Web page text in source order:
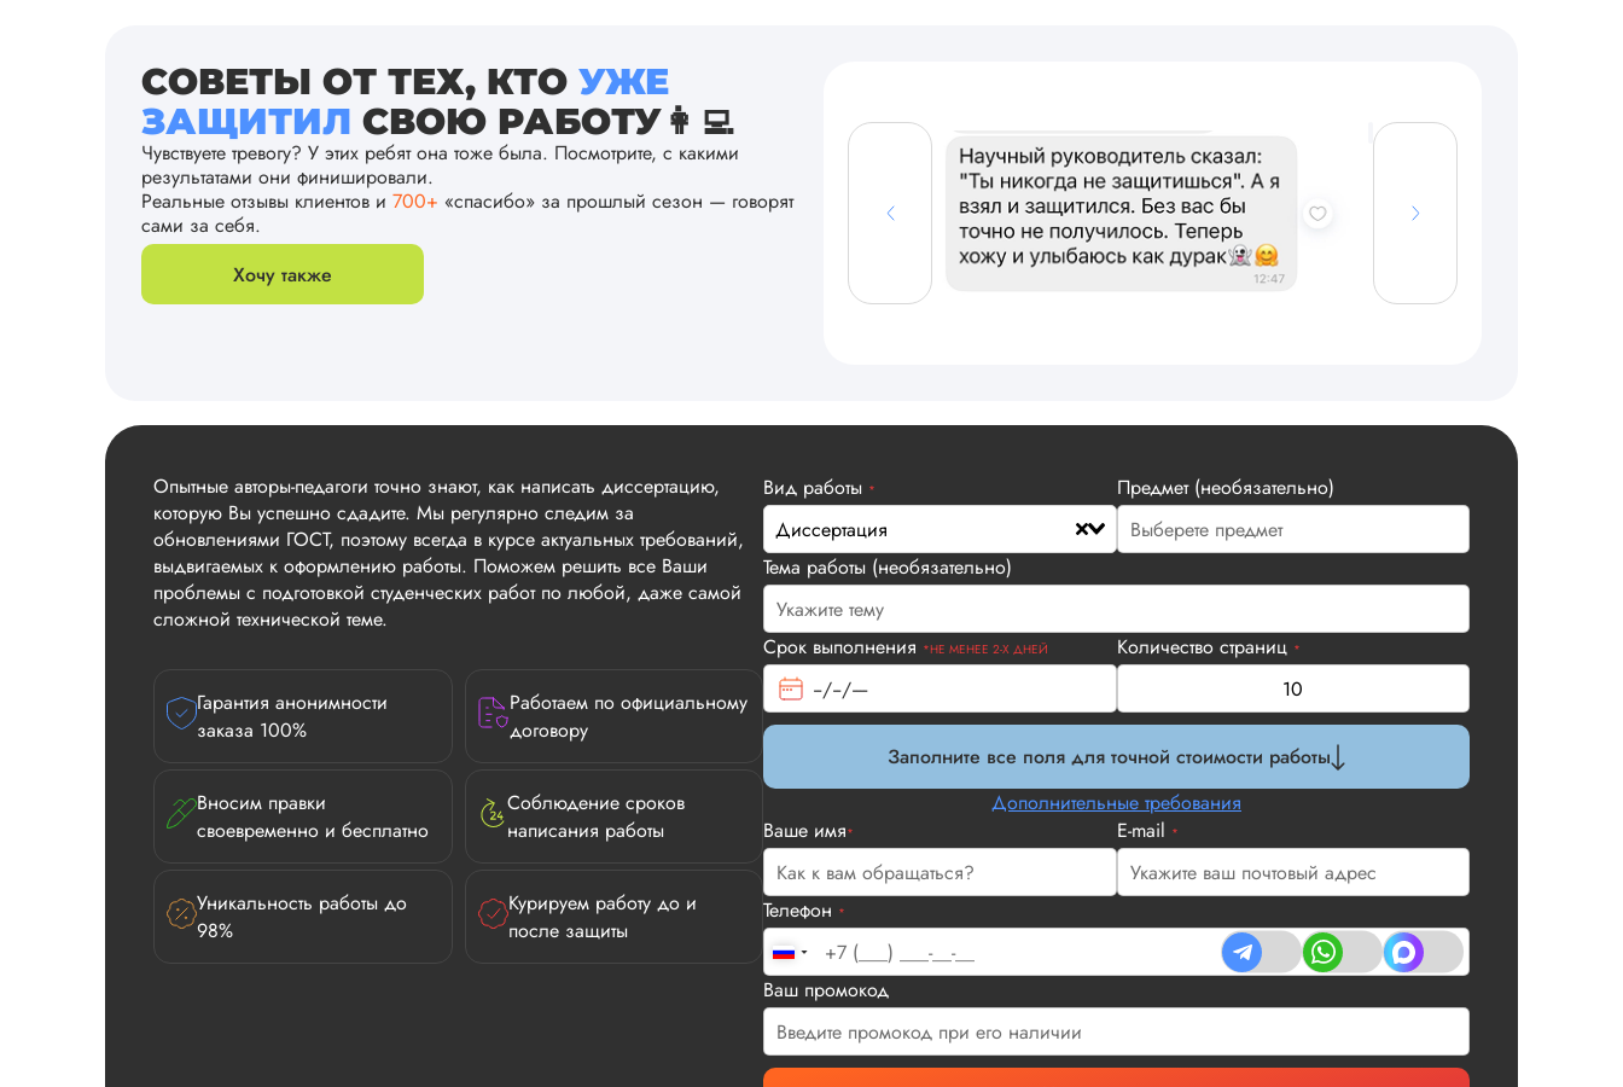
СОВЕТЫ ОТ ТЕХ, КТО УЖЕ
ЗАЩИТИЛ СВОЮ РАБОТУ👩‍💻
Чувствуете тревогу? У этих ребят она тоже была. Посмотрите, с какими
результатами они финишировали.
Реальные отзывы клиентов и 700+ «спасибо» за прошлый сезон — говорят
сами за себя.
Хочу также
Опытные авторы-педагоги точно знают, как написать диссертацию,
которую Вы успешно сдадите. Мы регулярно следим за
обновлениями ГОСТ, поэтому всегда в курсе актуальных требований,
выдвигаемых к оформлению работы. Поможем решить все Ваши
проблемы с подготовкой студенческих работ по любой, даже самой
сложной технической теме.
Гарантия анонимности
заказа 100%
Работаем по официальному
договору
Вносим правки
своевременно и бесплатно
Соблюдение сроков
написания работы
Уникальность работы до
98%
Курируем работу до и
после защиты
Вид работы *
Диссертация
Предмет (необязательно)
Тема работы (необязательно)
Срок выполнения *НЕ МЕНЕЕ 2-Х ДНЕЙ Количество страниц *
Заполните все поля для точной стоимости работы
Дополнительные требования
Ваше имя* E-mail *
Телефон *
Ваш промокод
Илья П.